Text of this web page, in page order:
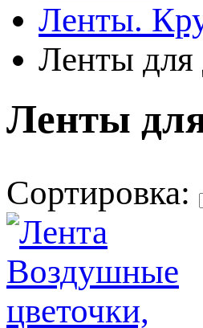
Ленты.
Ленты для
Ленты
Сортировка: